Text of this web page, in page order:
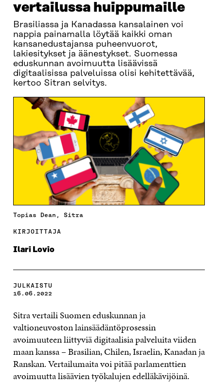
vertailussa huippumaille
Brasiliassa ja Kanadassa kansalainen voi
nappia painamalla löytää kaikki oman
kansanedustajansa puheenvuorot,
lakiesitykset ja äänestykset. Suomessa
eduskunnan avoimuutta lisäävissä
digitaalisissa palveluissa olisi kehitettävää,
kertoo Sitran selvitys.
Topias Dean, Sitra
KIRJOITTAJA
Ilari Lovio
JULKAISTU
16.06.2022
Sitra vertaili Suomen eduskunnan ja
valtioneuvoston lainsäädäntöprosessin
avoimuuteen liittyviä digitaalisia palveluita viiden
maan kanssa – Brasilian, Chilen, Israelin, Kanadan ja
Ranskan. Vertailumaita voi pitää parlamenttien
avoimuutta lisäävien työkalujen edelläkävijöinä.